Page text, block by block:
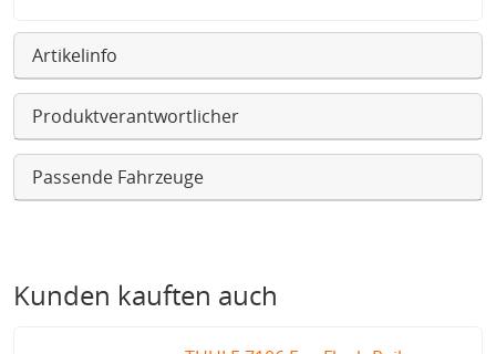
Artikelinfo
Produktverantwortlicher
Passende Fahrzeuge
Kunden kauften auch